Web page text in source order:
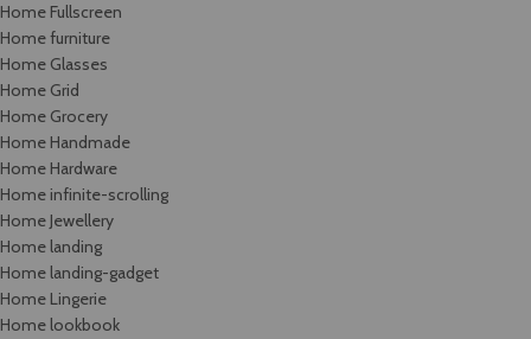
Home Fullscreen
Home furniture
Home Glasses
Home Grid
Home Grocery
Home Handmade
Home Hardware
Home infinite-scrolling
Home Jewellery
Home landing
Home landing-gadget
Home Lingerie
Home lookbook